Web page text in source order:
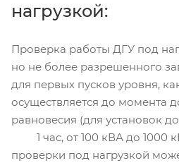
нагрузкой:
Проверка работы ДГУ под
но не более разрешенного
для первых пусков уровня,
осуществляется до момента
равновесия (для установок
1 час, от 100 кВА до 1000
проверки под нагрузкой